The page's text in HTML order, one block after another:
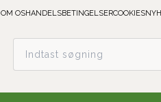
OM OSHANDELSBETINGELSERCOOKIES